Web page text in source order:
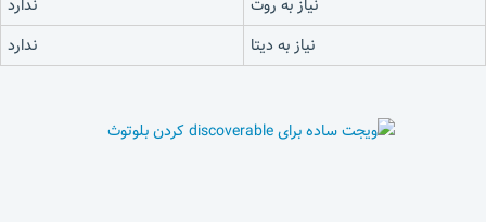
نیاز به دیتا
ندارد